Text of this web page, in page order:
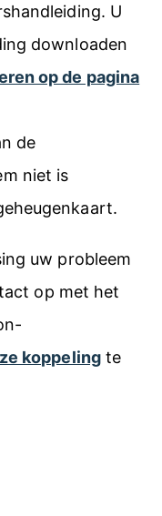
U
downloaden
op de pagina
de
niet is
uw probleem
op met het
koppelingte